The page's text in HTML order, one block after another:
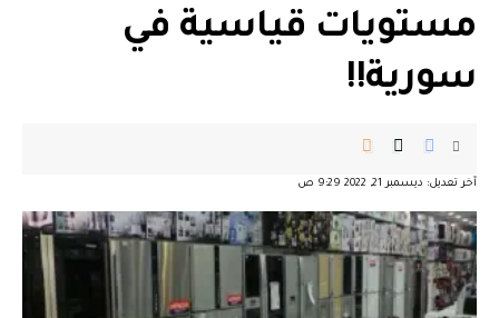
مستويات قياسية في
سورية!!
آخر تعديل: ديسمبر 21, 2022 9:29 ص